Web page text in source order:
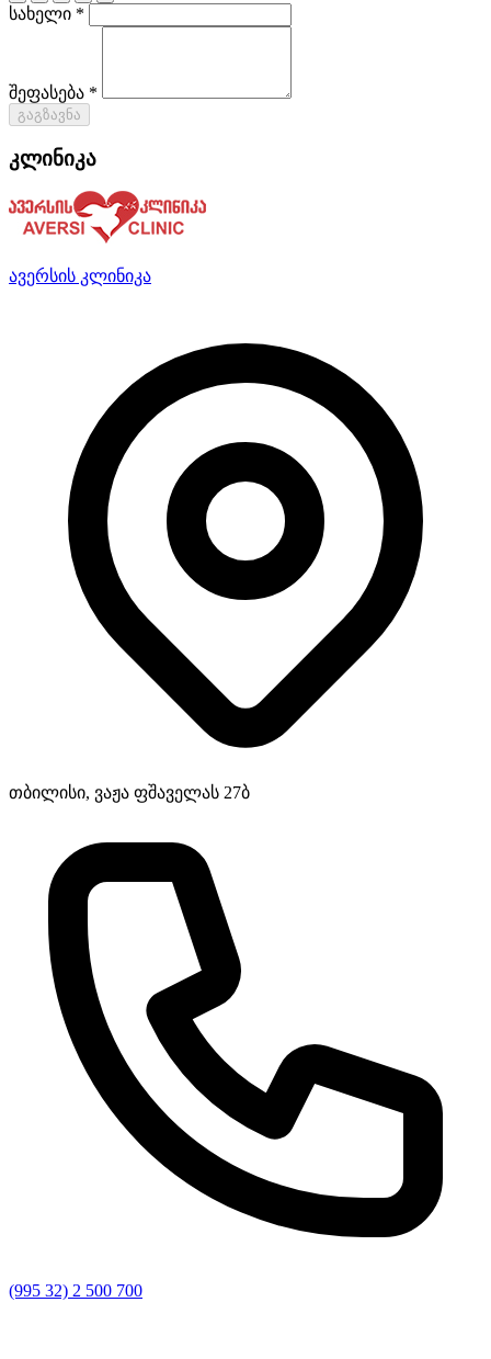
სახელი *
შეფასება *
გაგზავნა
კლინიკა
ავერსის კლინიკა
თბილისი, ვაჟა ფშაველას 27ბ
(995 32) 2 500 700